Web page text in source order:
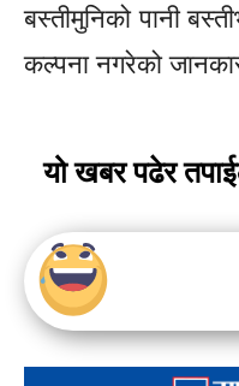
बस्तीमुनिको पानी
कल्पना नगरेको
यो खबर पढेर